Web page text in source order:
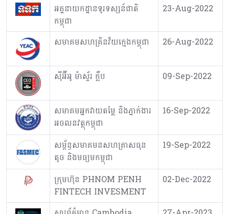
អគ្គនាយកដ្ឋានទូរទស្សន៍ជាតិ
កម្ពុជា
23-Aug-2022
សមាគមសហគ្រិនវ័យក្មេងកម្ពុជា 26-Aug-2022
ស៊ីអ៊ីអូ ម៉ាស្ទ័រ ក្លឹប 09-Sep-2022
សមាគមអ្នកវាយតម្លៃ និងភ្នាក់ងារ
អចលនវត្ថុកម្ពុជា
16-Sep-2022
សម្ព័ន្ធសមាគមនសហគ្រាសធុន
តូច និងមធ្យមកម្ពុជា
19-Sep-2022
ក្រុមហ៊ុន PHNOM PENH
FINTECH INVESMENT
02-Dec-2022